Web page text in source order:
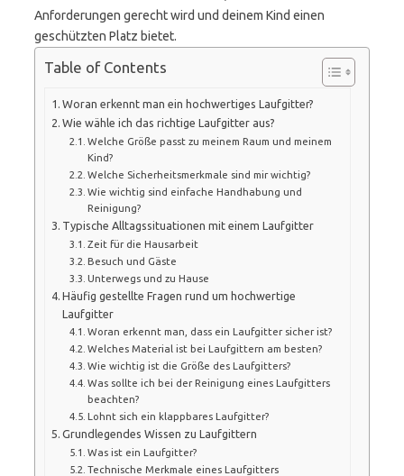
Anforderungen gerecht wird und deinem Kind einen
geschützten Platz bietet.
Table of Contents
Woran erkennt man ein hochwertiges Laufgitter?
Wie wähle ich das richtige Laufgitter aus?
Welche Größe passt zu meinem Raum und meinem
Kind?
Welche Sicherheitsmerkmale sind mir wichtig?
Wie wichtig sind einfache Handhabung und
Reinigung?
Typische Alltagssituationen mit einem Laufgitter
Zeit für die Hausarbeit
Besuch und Gäste
Unterwegs und zu Hause
Häufig gestellte Fragen rund um hochwertige
Laufgitter
Woran erkennt man, dass ein Laufgitter sicher ist?
Welches Material ist bei Laufgittern am besten?
Wie wichtig ist die Größe des Laufgitters?
Was sollte ich bei der Reinigung eines Laufgitters
beachten?
Lohnt sich ein klappbares Laufgitter?
Grundlegendes Wissen zu Laufgittern
Was ist ein Laufgitter?
Technische Merkmale eines Laufgitters